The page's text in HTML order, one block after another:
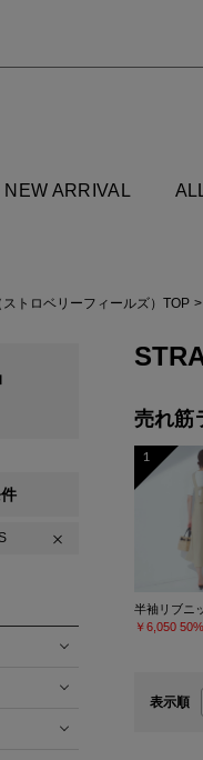
NEW ARRIVAL
トロベリーフィールズ）TOP
売れ筋
1
半袖リブニ
￥6,050
表示順